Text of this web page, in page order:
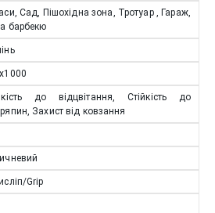
Сад, Пішохідна зона, Тротуар , Гараж,
барбекю
до відцвітання, Стійкість до
Захист від ковзання
Grip